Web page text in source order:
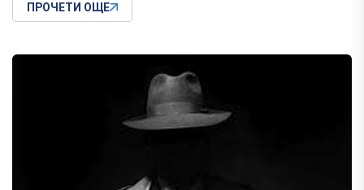
ПРОЧЕТИ ОЩЕ